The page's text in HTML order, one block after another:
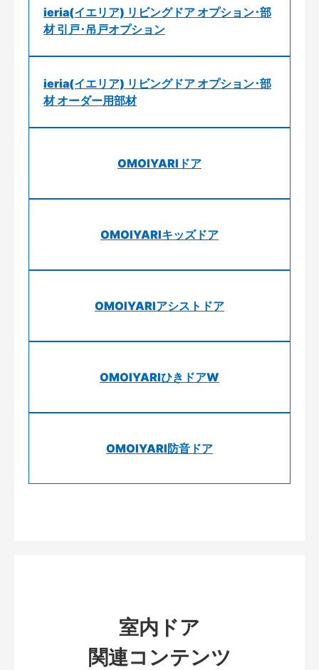
ieria(イエリア) リビングドア オプション･部
材 引戸･吊戸オプション
ieria(イエリア) リビングドア オプション･部
材 オーダー用部材
OMOIYARIドア
OMOIYARIキッズドア
OMOIYARIアシストドア
OMOIYARIひきドアW
OMOIYARI防音ドア
室内ドア
関連コンテンツ